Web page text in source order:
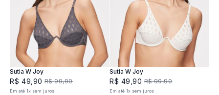
Sutia W Joy
R$ 49 90 R$ 99,90
Em até1x sem juros
Sutia W Joy
R$ 49 ,90 R$ 99,90
Em até 1x sem juros